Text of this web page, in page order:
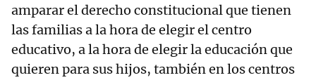
amparar el derecho constitucional que tienen
las familias a la hora de elegir el centro
educativo, a la hora de elegir la educación que
quieren para sus hijos, también en los centros